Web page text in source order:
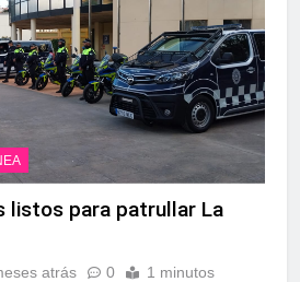
listos para patrullar La
atrás 0 1 minutos